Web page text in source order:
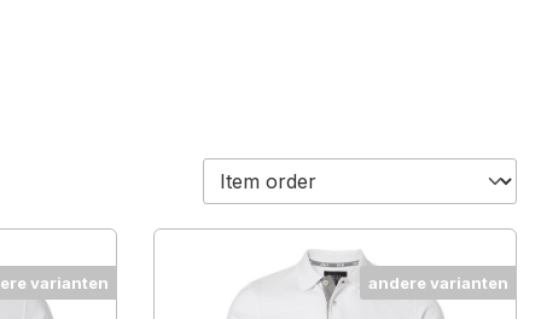
varianten andere varianten